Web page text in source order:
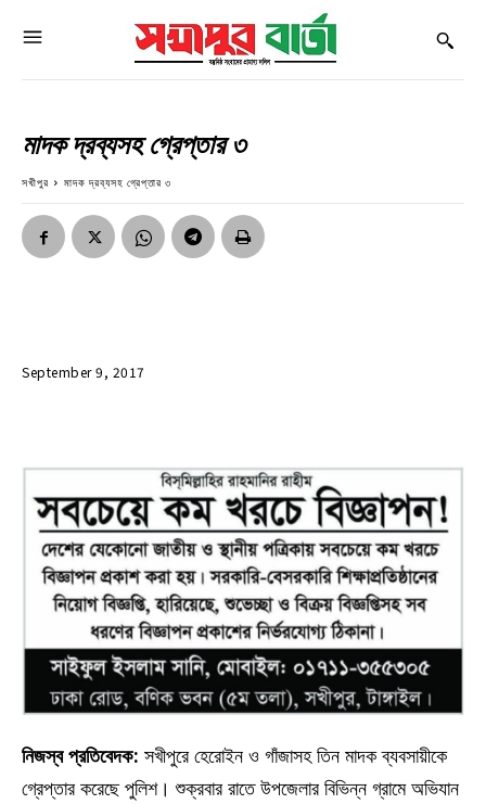
মাদক দ্রব্যসহ গ্রেপ্তার ৩
সখীপুর মাদক দ্রব্যসহ গ্রেপ্তার ৩
September 9, 2017
নিজস্ব প্রতিবেদক: সখীপুরে হেরোইন ও গাঁজাসহ তিন মাদক ব্যবসায়ীকে
গ্রেপ্তার করেছে পুলিশ। শুক্রবার রাতে উপজেলার বিভিন্ন গ্রামে অভিযান